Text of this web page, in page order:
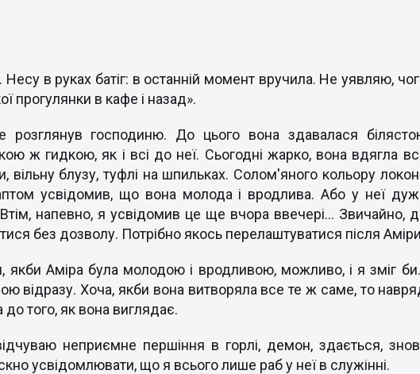
в руках батіг: в останній момент вручила. Не уявляю,
прогулянки в кафе і назад».
господиню. До цього вона здавалася
ж гидкою, як і всі до неї. Сьогодні жарко, вона вдягла
вільну блузу, туфлі на шпильках. Солом'яного кольору
усвідомив, що вона молода і вродлива. Або у неї
напевно, я усвідомив це ще вчора ввечері... Звичайно,
без дозволу. Потрібно якось перелаштуватися після
якби Аміра була молодою і вродливою, можливо, і я зміг
відразу. Хоча, якби вона витворяла все те ж саме, то
до того, як вона виглядає.
неприємне першіння в горлі, демон, здається,
усвідомлювати, що я всього лише раб у неї в служінні.